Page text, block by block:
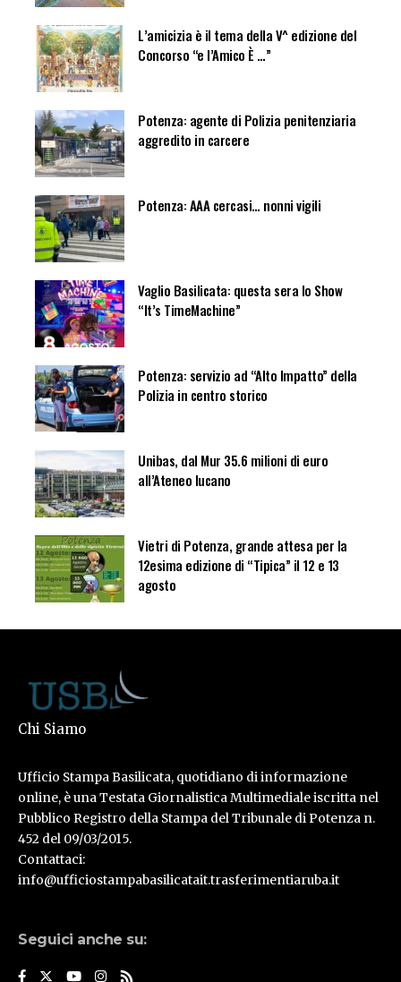
L’amicizia è il tema della V^ edizione del
Concorso “e l’Amico È …”
Potenza: agente di Polizia penitenziaria
aggredito in carcere
Potenza: AAA cercasi… nonni vigili
Vaglio Basilicata: questa sera lo Show
“It’s TimeMachine”
Potenza: servizio ad “Alto Impatto” della
Polizia in centro storico
Unibas, dal Mur 35.6 milioni di euro
all’Ateneo lucano
Vietri di Potenza, grande attesa per la
12esima edizione di “Tipica” il 12 e 13
agosto
Chi Siamo
Ufficio Stampa Basilicata, quotidiano di informazione
online, è una Testata Giornalistica Multimediale iscritta nel
Pubblico Registro della Stampa del Tribunale di Potenza n.
452 del 09/03/2015.
Contattaci:
info@ufficiostampabasilicatait.trasferimentiaruba.it
Seguici anche su: